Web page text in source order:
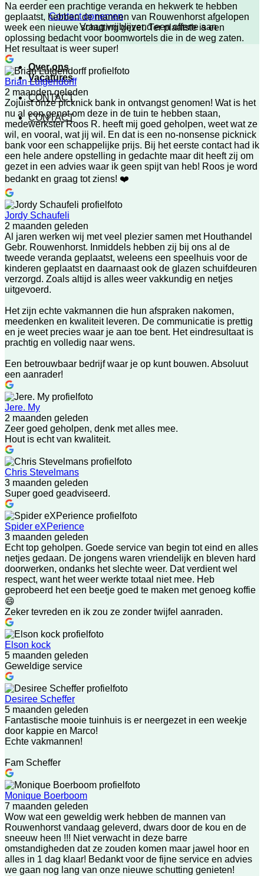
Contact opnemen
Vraag vrijblijvend een offerte aan
Over ons
Vacatures
CONTACT
CONTACT
Na eerder een prachtige veranda en hekwerk te hebben
geplaatst, hebben de mannen van Rouwenhorst afgelopen
week een nieuwe schutting gezet. Ter plaatste is een
oplossing bedacht voor boomwortels die in de weg zaten.
Het resultaat is weer super!
Brian Lutgendorff
2 maanden geleden
Zojuist onze picknick bank in ontvangst genomen! Wat is het
nu al een genot om deze in de tuin te hebben staan,
medewerkster Roos R. heeft mij goed geholpen, weet wat ze
wil, en vooral, wat jij wil. En dat is een no-nonsense picknick
bank voor een schappelijke prijs. Bij het eerste contact had ik
een hele andere opstelling in gedachte maar dit heeft zij om
gezet in een advies waar ik geen spijt van heb! Roos je word
bedankt en graag tot ziens! ❤️
Jordy Schaufeli
2 maanden geleden
Al jaren werken wij met veel plezier samen met Houthandel
Gebr. Rouwenhorst. Inmiddels hebben zij bij ons al de
tweede veranda geplaatst, weleens een speelhuis voor de
kinderen geplaatst en daarnaast ook de glazen schuifdeuren
verzorgd. Zoals altijd is alles weer vakkundig en netjes
uitgevoerd.
Het zijn echte vakmannen die hun afspraken nakomen,
meedenken en kwaliteit leveren. De communicatie is prettig
en je weet precies waar je aan toe bent. Het eindresultaat is
prachtig en volledig naar wens.
Een betrouwbaar bedrijf waar je op kunt bouwen. Absoluut
een aanrader!
Jere. My
2 maanden geleden
Zeer goed geholpen, denk met alles mee.
Hout is echt van kwaliteit.
Chris Stevelmans
3 maanden geleden
Super goed geadviseerd.
Spider eXPerience
3 maanden geleden
Echt top geholpen. Goede service van begin tot eind en alles
netjes gedaan. De jongens waren vriendelijk en bleven hard
doorwerken, ondanks het slechte weer. Dat verdient wel
respect, want het weer werkte totaal niet mee. Heb
geprobeerd het een beetje goed te maken met genoeg koffie
😄
Zeker tevreden en ik zou ze zonder twijfel aanraden.
Elson kock
5 maanden geleden
Geweldige service
Desiree Scheffer
5 maanden geleden
Fantastische mooie tuinhuis is er neergezet in een weekje
door kappie en Marco!
Echte vakmannen!
Fam Scheffer
Monique Boerboom
7 maanden geleden
Wow wat een geweldig werk hebben de mannen van
Rouwenhorst vandaag geleverd, dwars door de kou en de
sneeuw heen !!! Niet verwacht in deze barre
omstandigheden dat ze zouden komen maar jawel hoor en
alles in 1 dag klaar! Bedankt voor de fijne service en advies
we gaan nog lang van onze nieuwe schutting genieten!